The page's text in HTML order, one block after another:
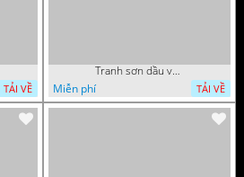
TẢI VỀ
Tranh sơn dầu vườn hoa bên dòng sông decor tường
Miễn phí
TẢI VỀ